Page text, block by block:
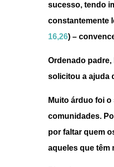
sucesso, tendo
constantemente
16,26) –
Ordenado
solicitou a ajuda
Muito árduo foi
comunidades.
por faltar quem
aqueles que têm